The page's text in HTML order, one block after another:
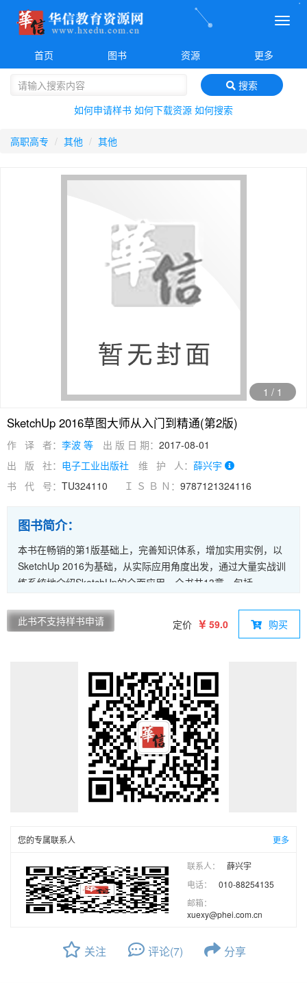
菜
首页
图书 资源 更多
搜索
如何申请样书 如何下载资源 如何搜索
高职高专 其他 其他
1 / 1
SketchUp 2016草图大师从入门到精通(第2版)
作 译 者： 李波 等 出 版 日 期： 2017-08-01
出 版 社： 电子工业出版社 维 护 人： 薛兴宇
书 代 号： TU324110 Ｉ Ｓ Ｂ Ｎ： 9787121324116
图书简介：
本书在畅销的第1版基础上，完善知识体系，增加实用实例，以
SketchUp 2016为基础，从实际应用角度出发，通过大量实战训
练系统地介绍SketchUp的全面应用。全书共13章，包括
的应用，常用工具的应用，插件的应用，图层、群组与组件的应
用，材质与贴图的应用，场景与动画的应用，文件的导入与导出
例的源文件、素材文件、视频教学文件，以及所需软件和插件。
本书适合广大室内设计、建筑设计、城市规划设计、景观设计的
工作人员和相关专业的大中专院校学生学习，也可供房地产开发
策划人员、效果图与动画公司的从业人员、SketchUp爱好者参
此书不支持样书申请 定价 59.0 购买
您的专属联系人 更多
联系人：
薛兴宇
电话：
010-88254135
邮箱：
xuexy@phei.com.cn
关注 评论(7) 分享